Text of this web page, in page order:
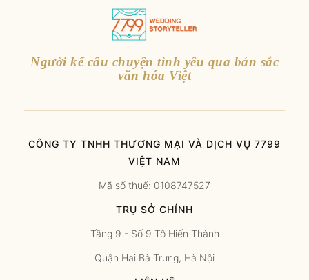
Người kể câu chuyện tình yêu qua bản sắc
văn hóa Việt
CÔNG TY TNHH THƯƠNG MẠI VÀ DỊCH VỤ 7799
VIỆT NAM
Mã số thuế: 0108747527
TRỤ SỞ CHÍNH
Tầng 9 - Số 9 Tô Hiến Thành
Quận Hai Bà Trưng, Hà Nội